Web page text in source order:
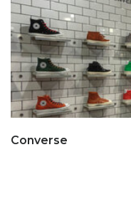
Converse